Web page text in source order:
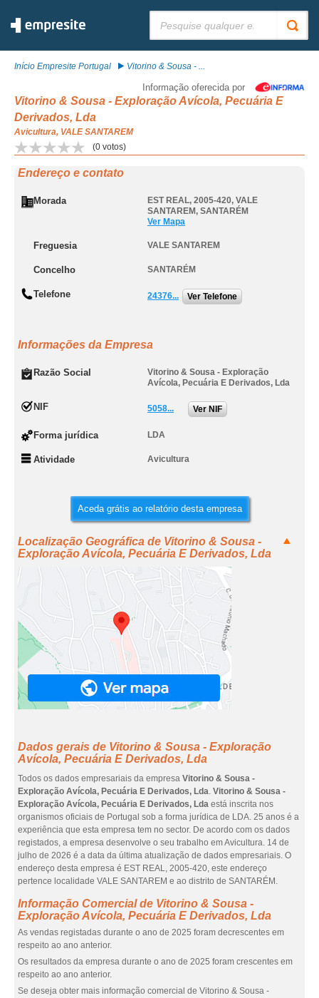
Início Empresite Portugal Vitorino & Sousa - ...
Informação oferecida por
Vitorino & Sousa - Exploração Avícola, Pecuária E
Derivados, Lda
Avicultura, VALE SANTAREM
(0 votos)
Endereço e contato
Morada EST REAL, 2005-420, VALE
SANTAREM , SANTARÉM
Ver Mapa
Freguesia VALE SANTAREM
Concelho SANTARÉM
Telefone 24376... Ver Telefone
Informações da Empresa
Razão Social
Vitorino & Sousa - Exploração
Avícola, Pecuária E Derivados, Lda
NIF 5058... Ver NIF
Forma jurídica LDA
Atividade Avicultura
Aceda grátis ao relatório desta empresa
Localização Geográfica de Vitorino & Sousa -
Exploração Avícola, Pecuária E Derivados, Lda
Dados gerais de Vitorino & Sousa - Exploração
Avícola, Pecuária E Derivados, Lda
Todos os dados empresariais da empresa Vitorino & Sousa -
Exploração Avícola, Pecuária E Derivados, Lda. Vitorino & Sousa -
Exploração Avícola, Pecuária E Derivados, Lda está inscrita nos
organismos oficiais de Portugal sob a forma jurídica de LDA. 25 anos é a
experiência que esta empresa tem no sector. De acordo com os dados
registados, a empresa desenvolve o seu trabalho em Avicultura. 14 de
julho de 2026 é a data da última atualização de dados empresariais. O
endereço desta empresa é EST REAL, 2005-420, este endereço
pertence localidade VALE SANTAREM e ao distrito de SANTARÉM.
Informação Comercial de Vitorino & Sousa -
Exploração Avícola, Pecuária E Derivados, Lda
As vendas registadas durante o ano de 2025 foram decrescentes em
respeito ao ano anterior.
Os resultados da empresa durante o ano de 2025 foram crescentes em
respeito ao ano anterior.
Se deseja obter mais informação comercial de Vitorino & Sousa -